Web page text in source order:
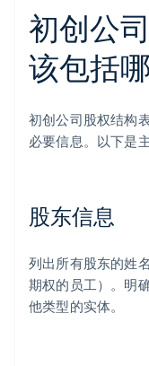
初创公
该包括
初创公司股权结构
必要信息。以下是
股东信息
列出所有股东的姓
期权的员工）。明
他类型的实体。